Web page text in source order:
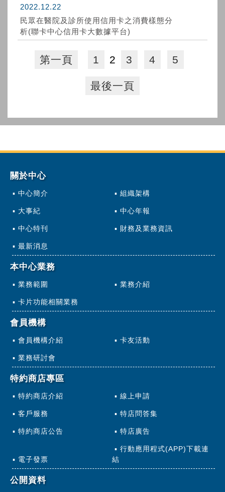
2022.12.22
民眾在醫院及診所使用信用卡之消費樣態分
析(聯卡中心信用卡大數據平台)
第一頁 1 2 3 4 5
最後一頁
關於中心
中心簡介 組織架構
大事紀 中心年報
中心特刊 財務及業務資訊
最新消息
本中心業務
業務範圍 業務介紹
卡片功能相關業務
會員機構
會員機構介紹 卡友活動
業務研討會
特約商店專區
特約商店介紹 線上申請
客戶服務 特店問答集
特約商店公告 特店廣告
電子發票
行動應用程式(APP)下載連
結
公開資料